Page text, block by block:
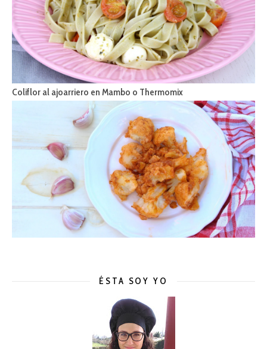
Coliflor al ajoarriero en Mambo o Thermomix
ÉSTA SOY YO